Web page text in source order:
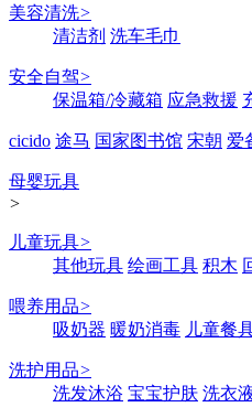
美容清洗>
清洁剂 洗车毛巾
安全自驾>
保温箱/冷藏箱 应急救援
cicido 途马 国家图书馆 宋朝 爱
母婴玩具
>
儿童玩具>
其他玩具 绘画工具 积木
喂养用品>
吸奶器 暖奶消毒 儿童餐
洗护用品>
洗发沐浴 宝宝护肤 洗衣